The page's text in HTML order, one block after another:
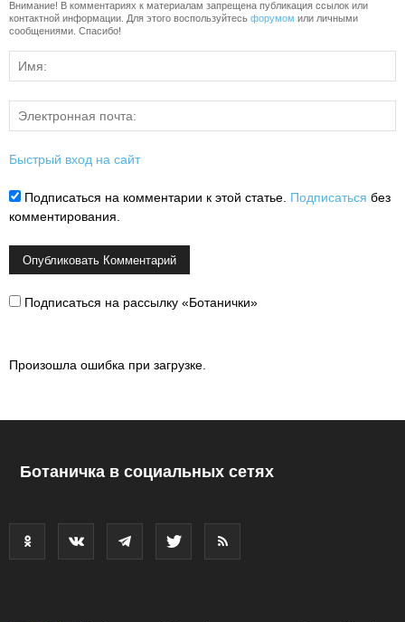
Внимание! В комментариях к материалам запрещена публикация ссылок или
контактной информации. Для этого воспользуйтесь форумом или личными
сообщениями. Спасибо!
Быстрый вход на сайт
Подписаться на комментарии к этой статье. Подписаться без
комментирования.
Подписаться на рассылку «Ботанички»
Произошла ошибка при загрузке.
Ботаничка в социальных сетях